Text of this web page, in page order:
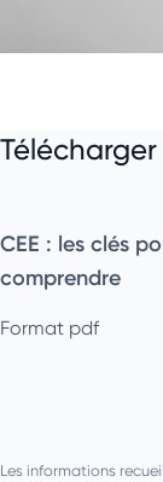
CEE : les clés
comprendre
Format pdf
Les informations